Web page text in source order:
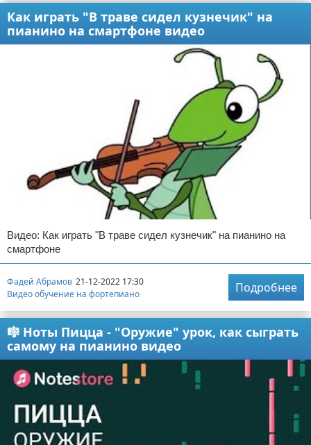
Как играть "В траве сидел кузнечик" на
пианино на смартфоне видео
Видео: Как играть "В траве сидел кузнечик" на пианино на
смартфоне
Фадей Абрамов 21-12-2022 17:30
Видео обучение на фортепиано
Подробнее
🎼 Ноты Пицца - "Оружие" урок, как сыграть
самому на пианино видео